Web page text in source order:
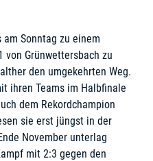
Sonntag zu einem
von Grünwettersbach zu
den umgekehrten Weg.
ihren Teams im Halbfinale
dem Rekordchampion
sie erst jüngst in der
November unterlag
mit 2:3 gegen den